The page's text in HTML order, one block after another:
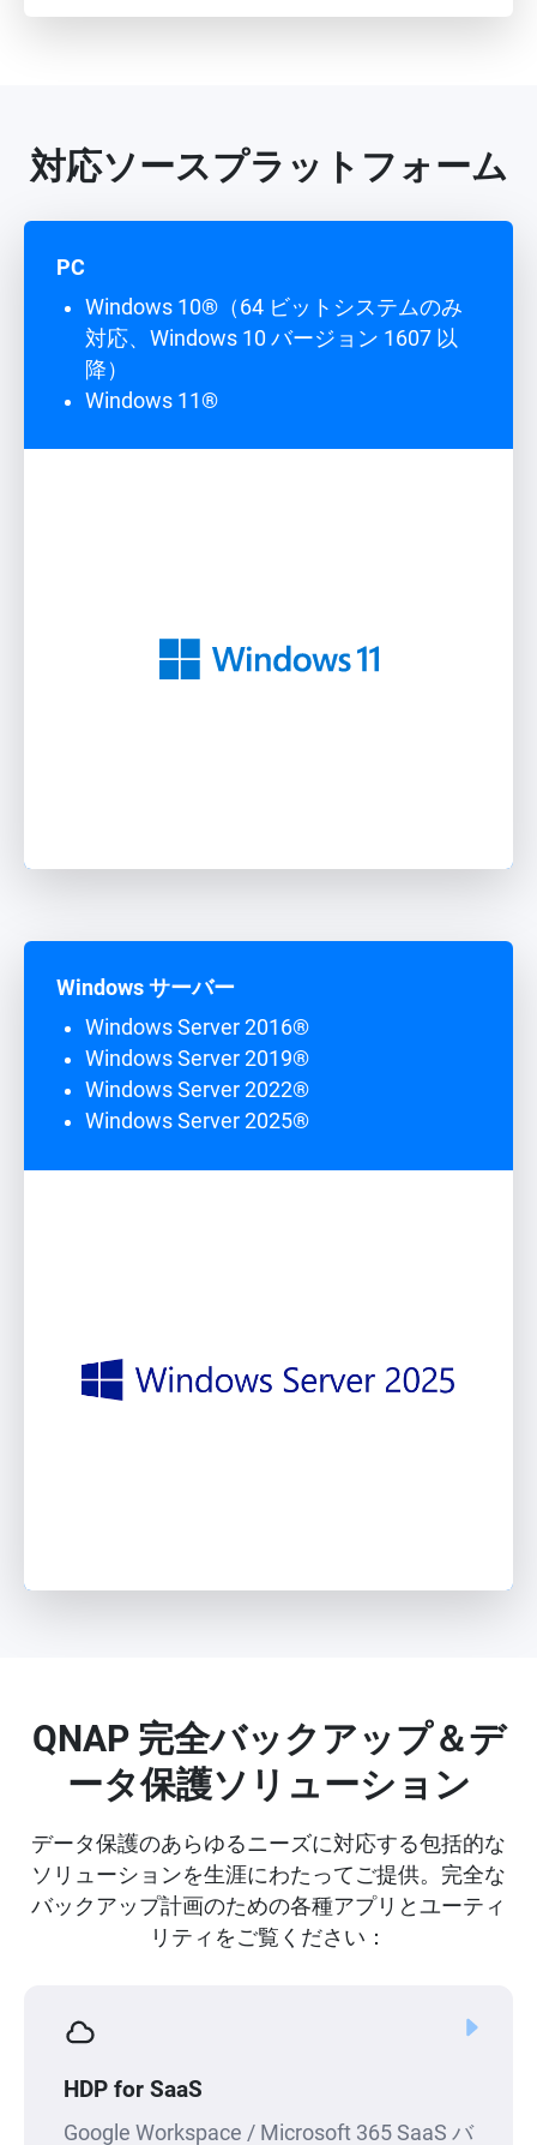
対応ソースプラットフォーム
PC
Windows 10®（64 ビットシステムのみ
対応、Windows 10 バージョン 1607 以
降）
Windows 11®
Windows サーバー
Windows Server 2016®
Windows Server 2019®
Windows Server 2022®
Windows Server 2025®
QNAP 完全バックアップ＆デ
ータ保護ソリューション
データ保護のあらゆるニーズに対応する包括的な
ソリューションを生涯にわたってご提供。完全な
バックアップ計画のための各種アプリとユーティ
リティをご覧ください：
HDP for SaaS
Google Workspace / Microsoft 365 SaaS バ